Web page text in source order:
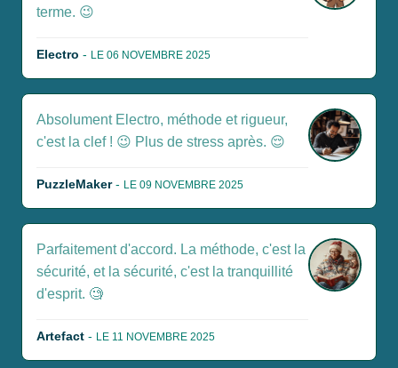
terme. 😉
Electro - LE 06 NOVEMBRE 2025
Absolument Electro, méthode et rigueur,
c'est la clef ! 😉 Plus de stress après. 😌
PuzzleMaker- LE 09 NOVEMBRE 2025
Parfaitement d'accord. La méthode, c'est la
sécurité, et la sécurité, c'est la tranquillité
d'esprit. 🧐
Artefact - LE 11 NOVEMBRE 2025